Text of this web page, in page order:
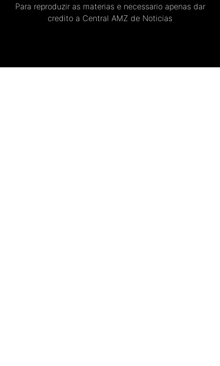
Para reproduzir as materias e necessario apenas dar
credito a Central AMZ de Noticias